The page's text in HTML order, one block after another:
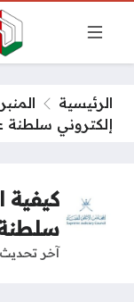
الرئيسية
إلكتروني سلطنة
كيفية
آخر تحديث